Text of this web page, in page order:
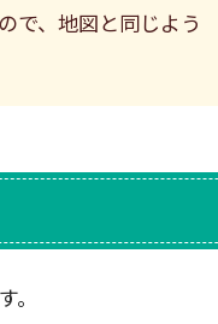
で、地図と同じよう